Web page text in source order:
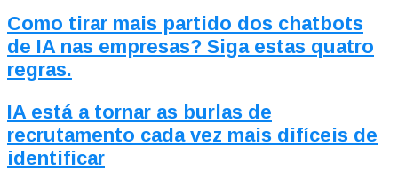
Como tirar mais partido dos chatbots
de IA nas empresas? Siga estas quatro
regras.
IA está a tornar as burlas de
recrutamento cada vez mais difíceis de
identificar